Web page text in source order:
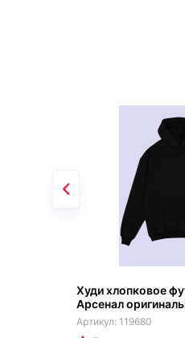
Худи хлопковое
Арсенал
119680